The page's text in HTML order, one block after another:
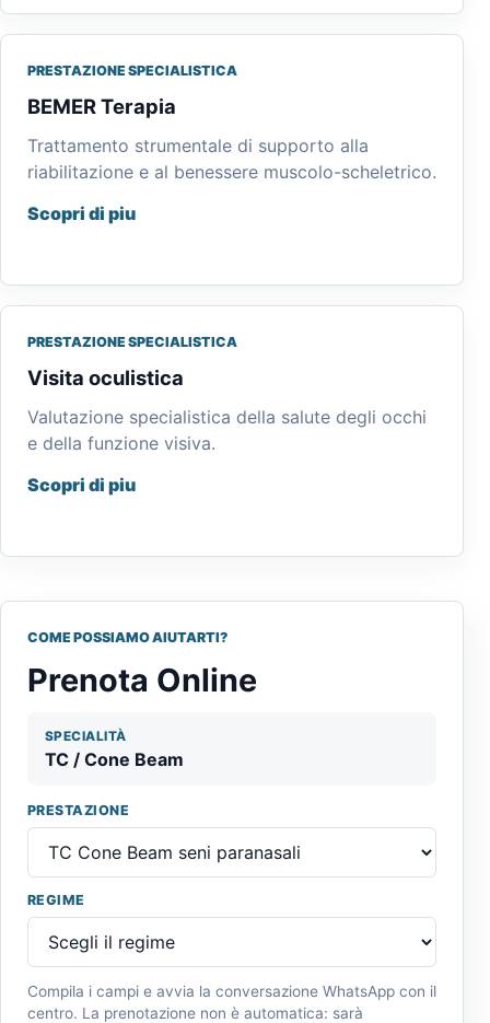
PRESTAZIONE SPECIALISTICA
BEMER Terapia
Trattamento strumentale di supporto alla
riabilitazione e al benessere muscolo-scheletrico.
Scopri di piu
PRESTAZIONE SPECIALISTICA
Visita oculistica
Valutazione specialistica della salute degli occhi
e della funzione visiva.
Scopri di piu
COME POSSIAMO AIUTARTI?
Prenota Online
SPECIALITÀ
TC / Cone Beam
PRESTAZIONE
REGIME
Compila i campi e avvia la conversazione WhatsApp con il
centro. La prenotazione non è automatica: sarà